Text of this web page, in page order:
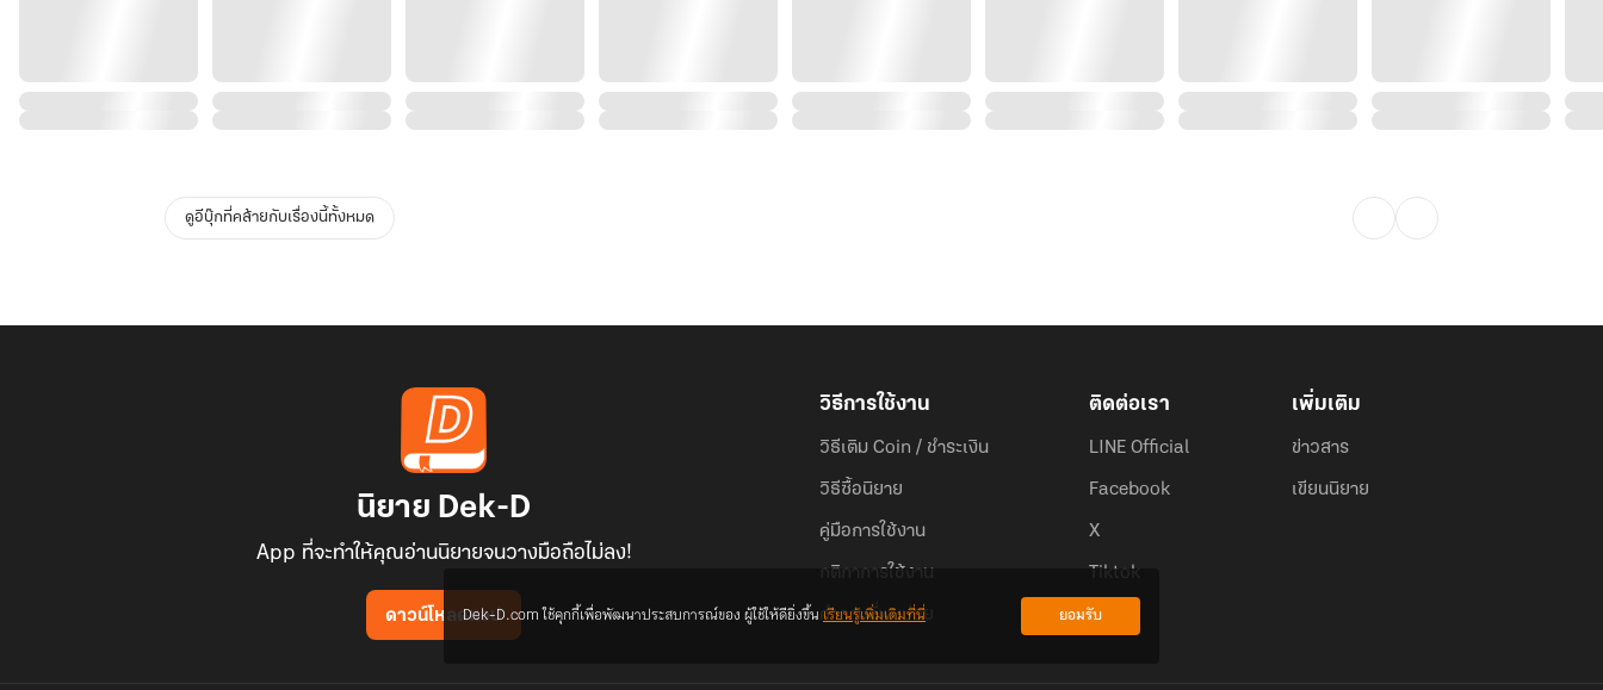
ดูอีบุ๊กที่คล้ายกับเรื่องนี้ทั้งหมด
นิยาย Dek-D
App ที่จะทำให้คุณอ่านนิยายจนวางมือถือไม่ลง!
ดาวน์โหลดแอป
วิธีการใช้งาน
วิธีเติม Coin / ชำระเงิน
วิธีซื้อนิยาย
คู่มือการใช้งาน
กติกาการใช้งาน
คำถามที่พบบ่อย
ติดต่อเรา
LINE Official
Facebook
X
Tiktok
เพิ่มเติม
ข่าวสาร
เขียนนิยาย
Dek-D.com ใช้คุกกี้เพื่อพัฒนาประสบการณ์ของ ผู้ใช้ให้ดียิ่งขึ้นเรียนรู้เพิ่มเติมที่นี่ ยอมรับ